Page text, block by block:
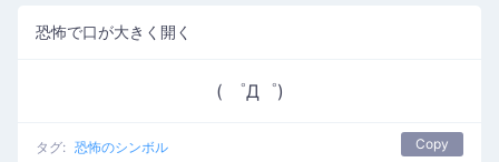
恐怖で口が大きく開く
( ゜Д゜)
タグ: 恐怖のシンボル Copy